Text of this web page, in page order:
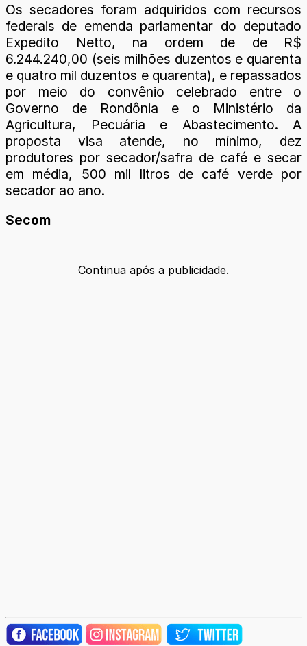
Os secadores foram adquiridos com recursos
federais de emenda parlamentar do deputado
Expedito Netto, na ordem de de R$
6.244.240,00 (seis milhões duzentos e quarenta
e quatro mil duzentos e quarenta), e repassados
por meio do convênio celebrado entre o
Governo de Rondônia e o Ministério da
Agricultura, Pecuária e Abastecimento. A
proposta visa atende, no mínimo, dez
produtores por secador/safra de café e secar
em média, 500 mil litros de café verde por
secador ao ano.
Secom
Continua após a publicidade.